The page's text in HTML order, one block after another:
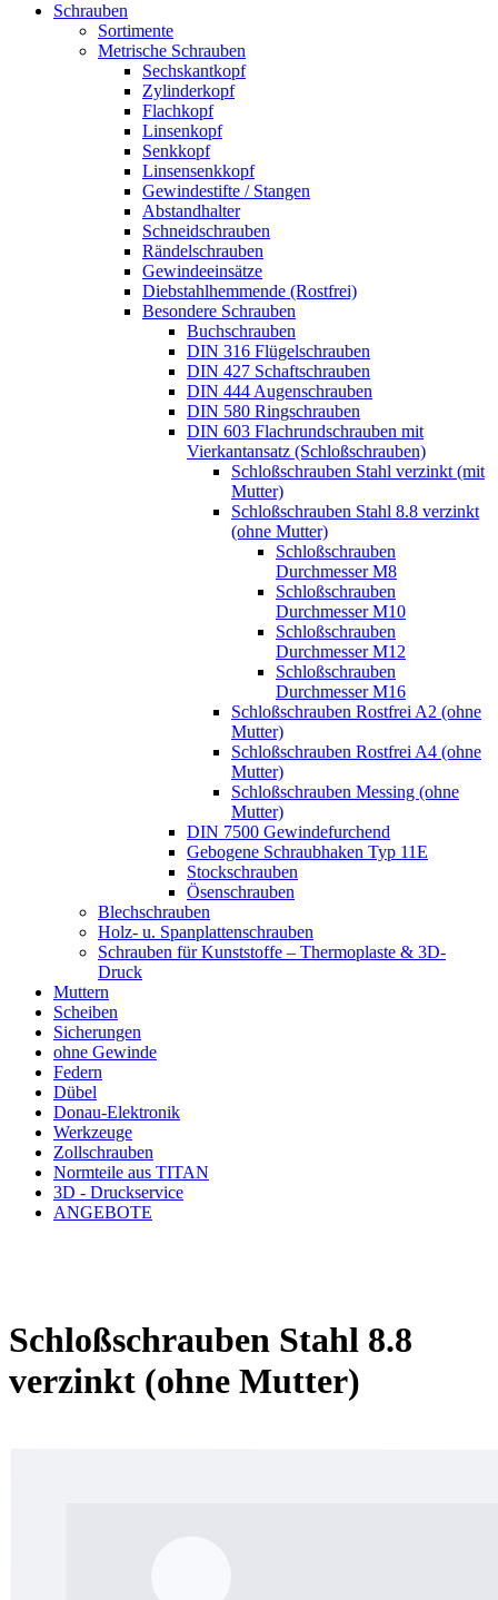
Schrauben
Sortimente
Metrische Schrauben
Sechskantkopf
Zylinderkopf
Flachkopf
Linsenkopf
Senkkopf
Linsensenkkopf
Gewindestifte / Stangen
Abstandhalter
Schneidschrauben
Rändelschrauben
Gewindeeinsätze
Diebstahlhemmende (Rostfrei)
Besondere Schrauben
Buchschrauben
DIN 316 Flügelschrauben
DIN 427 Schaftschrauben
DIN 444 Augenschrauben
DIN 580 Ringschrauben
DIN 603 Flachrundschrauben mit
Vierkantansatz (Schloßschrauben)
Schloßschrauben Stahl verzinkt (mit
Mutter)
Schloßschrauben Stahl 8.8 verzinkt
(ohne Mutter)
Schloßschrauben
Durchmesser M8
Schloßschrauben
Durchmesser M10
Schloßschrauben
Durchmesser M12
Schloßschrauben
Durchmesser M16
Schloßschrauben Rostfrei A2 (ohne
Mutter)
Schloßschrauben Rostfrei A4 (ohne
Mutter)
Schloßschrauben Messing (ohne
Mutter)
DIN 7500 Gewindefurchend
Gebogene Schraubhaken Typ 11E
Stockschrauben
Ösenschrauben
Blechschrauben
Holz- u. Spanplattenschrauben
Schrauben für Kunststoffe – Thermoplaste & 3D-
Druck
Muttern
Scheiben
Sicherungen
ohne Gewinde
Federn
Dübel
Donau-Elektronik
Werkzeuge
Zollschrauben
Normteile aus TITAN
3D - Druckservice
ANGEBOTE
Schloßschrauben Stahl 8.8
verzinkt (ohne Mutter)